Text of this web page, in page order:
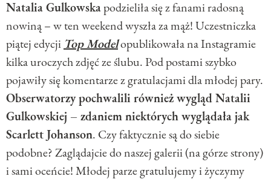
Natalia Gulkowskapodzieliła się z fanami radosną
nowiną – w ten weekend wyszła za mąż! Uczestniczka
piątej edycji Top Modelopublikowała na Instagramie
kilka uroczych zdjęć ze ślubu. Pod postami szybko
pojawiły się komentarze z gratulacjami dla młodej pary.
Obserwatorzy pochwalili również wygląd Natalii
Gulkowskiej – zdaniem niektórych wyglądała jak
Scarlett Johanson. Czy faktycznie są do siebie
podobne? Zaglądajcie do naszej galerii (na górze strony)
i sami oceńcie! Młodej parze gratulujemy i życzymy